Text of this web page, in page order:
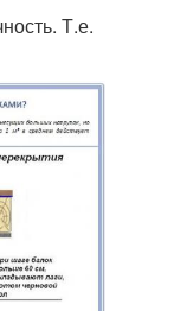
Т.е.